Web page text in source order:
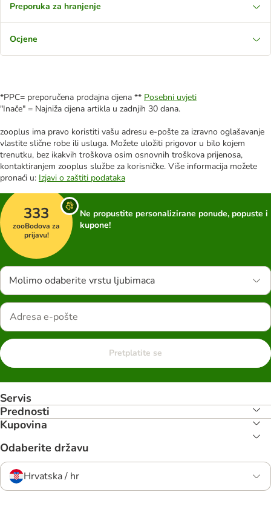
Preporuka za hranjenje
Ocjene
*PPC= preporučena prodajna cijena ** Posebni uvjeti
"Inače" = Najniža cijena artikla u zadnjih 30 dana.
zooplus ima pravo koristiti vašu adresu e-pošte za izravno oglašavanje
vlastite slične robe ili usluga. Možete uložiti prigovor u bilo kojem
trenutku, bez ikakvih troškova osim osnovnih troškova prijenosa,
kontaktiranjem zooplus službe za korisničke. Više informacija možete
pronaći u: Izjavi o zaštiti podataka
333
zooBodova za
prijavu!
Ne propustite personalizirane ponude, popuste i
kupone!
Molimo odaberite vrstu ljubimaca
Pretplatite se
Servis
Prednosti
Kupovina
Odaberite državu
Hrvatska / hr